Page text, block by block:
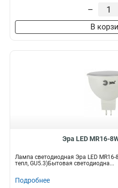
–
В
Эра LED MR16-
Лампа светодиодная Эра LED MR16-
тепл, GU5.3)Бытовая светодиодна...
Подробнее